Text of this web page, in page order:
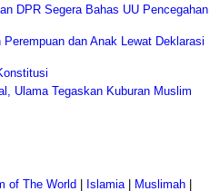
DPR Segera Bahas UU Pencegahan
dan Anak Lewat Deklarasi
Ulama Tegaskan Kuburan Muslim
of The World Islamia| Muslimah|